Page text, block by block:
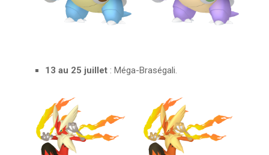
13 au 25 juillet : Méga-Braségali.